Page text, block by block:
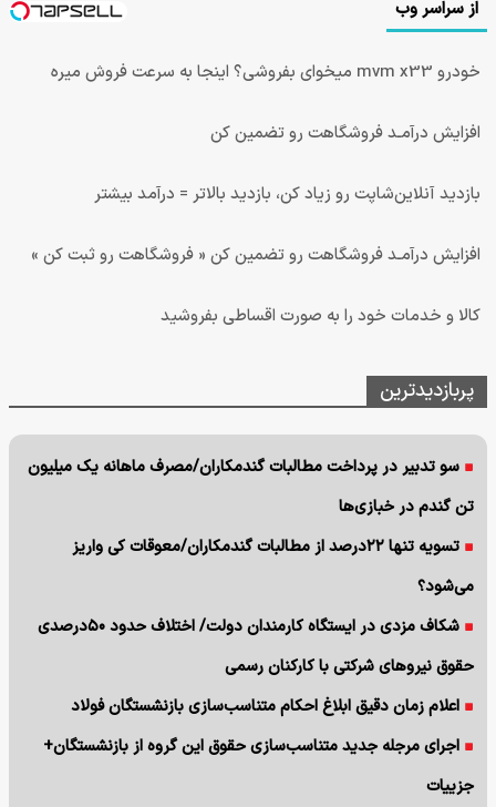
از سراسر وب
خودرو mvm x33 میخوای بفروشی؟ اینجا به سرعت فروش میره
افزایش درآمـد فروشگاهت رو تضمین کن
بازدید آنلاین‌شاپت رو زیاد کن، بازدید بالاتر = درآمد بیشتر
افزایش درآمـد فروشگاهت رو تضمین کن « فروشگاهت رو ثبت کن »
کالا و خدمات خود را به صورت اقساطی بفروشید
پربازدیدترین
سو تدبیر در پرداخت مطالبات گندمکاران/مصرف ماهانه یک میلیون
تن گندم در خبازی‌ها
تسویه تنها ۲۲درصد از مطالبات گندمکاران/معوقات کی واریز
می‌شود؟
شکاف مزدی در ایستگاه کارمندان دولت/ اختلاف حدود ۵۰درصدی
حقوق نیروهای شرکتی با کارکنان رسمی
اعلام زمان دقیق ابلاغ احکام متناسب‌سازی بازنشستگان فولاد
اجرای مرجله جدید متناسب‌سازی حقوق این گروه از بازنشستگان+
جزییات